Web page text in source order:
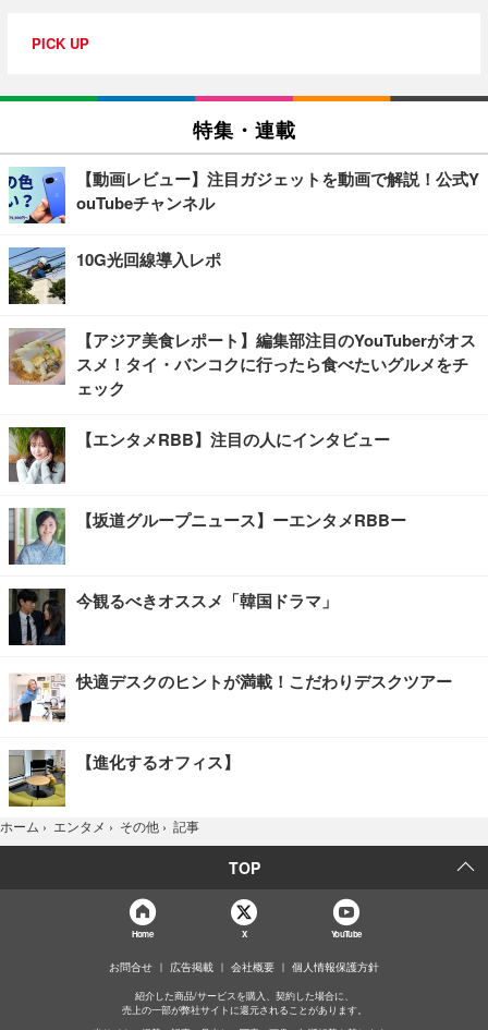
PICK UP
特集・連載
【動画レビュー】注目ガジェットを動画で解説！公式Y
ouTubeチャンネル
10G光回線導入レポ
【アジア美食レポート】編集部注目のYouTuberがオス
スメ！タイ・バンコクに行ったら食べたいグルメをチ
ェック
【エンタメRBB】注目の人にインタビュー
【坂道グループニュース】ーエンタメRBBー
今観るべきオススメ「韓国ドラマ」
快適デスクのヒントが満載！こだわりデスクツアー
【進化するオフィス】
ホーム › エンタメ › その他 › 記事
TOP
Home X YouTube
お問合せ 広告掲載 会社概要 個人情報保護方針
紹介した商品/サービスを購入、契約した場合に、
売上の一部が弊社サイトに還元されることがあります。